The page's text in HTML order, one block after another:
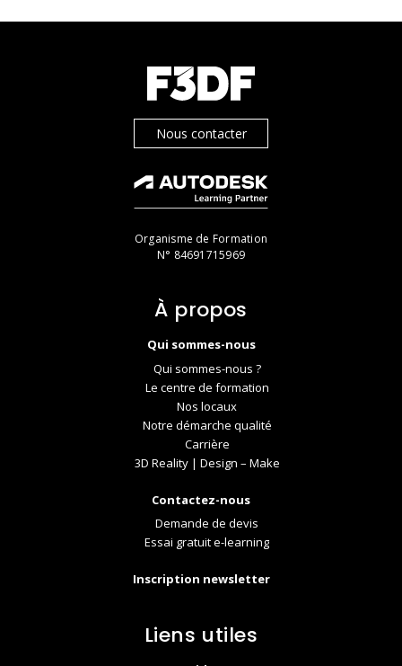
Nous contacter
Organisme de Formation
N° 84691715969
À propos
Qui sommes-nous
Qui sommes-nous ?
Le centre de formation
Nos locaux
Notre démarche qualité
Carrière
3D Reality | Design – Make
Contactez-nous
Demande de devis
Essai gratuit e-learning
Inscription newsletter
Liens utiles